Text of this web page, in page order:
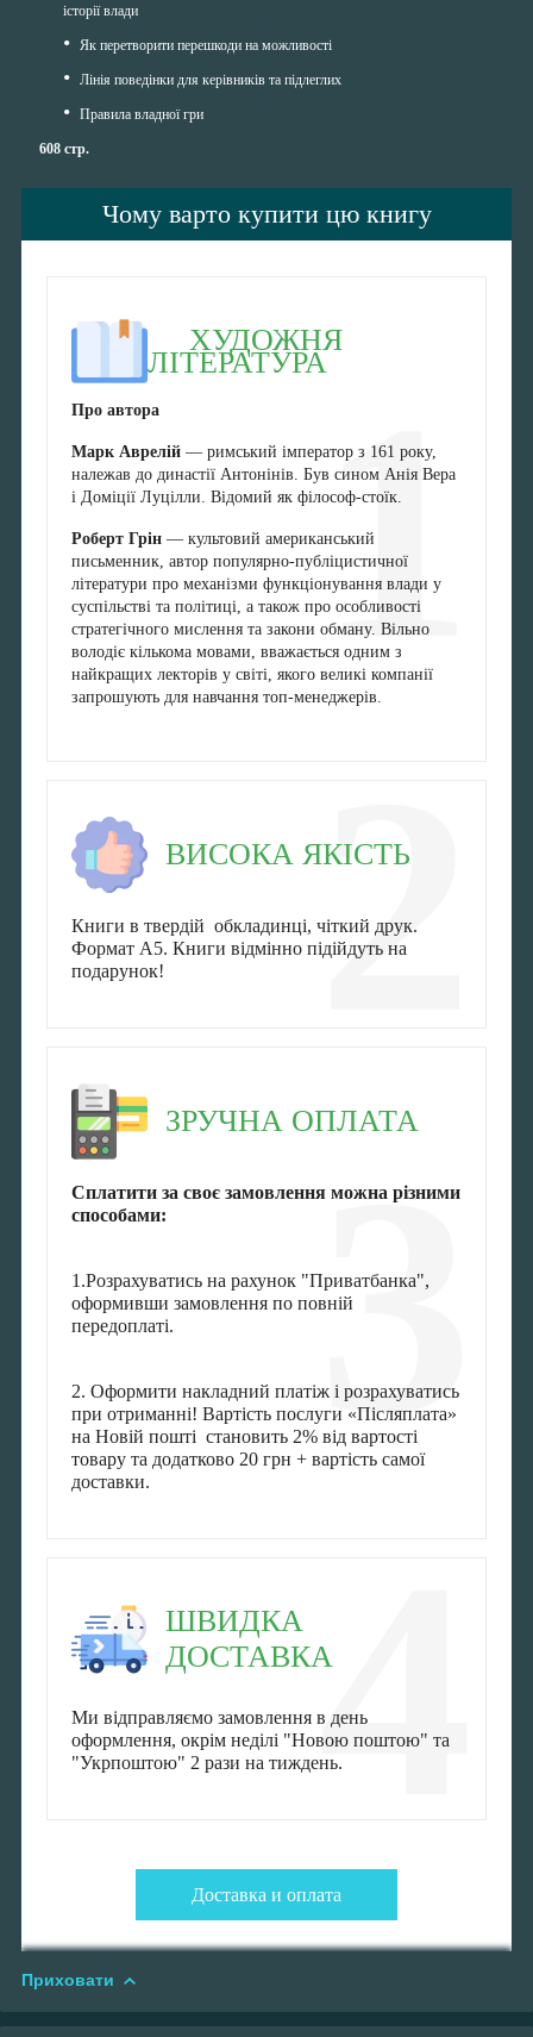
історії влади
Як перетворити перешкоди на можливості
Лінія поведінки для керівників та підлеглих
Правила владної гри
608 стр.
Чому варто купити цю книгу
1
ХУДОЖНЯ
ЛІТЕРАТУРА
Про автора
Марк Аврелій— римський імператор з 161 року,
належав до династії Антонінів. Був сином Анія Вера
і Доміції Луцілли. Відомий як філософ-стоїк.
Роберт Грін— культовий американський
письменник, автор популярно-публіцистичної
літератури про механізми функціонування влади у
суспільстві та політиці, а також про особливості
стратегічного мислення та закони обману. Вільно
володіє кількома мовами, вважається одним з
найкращих лекторів у світі, якого великі компанії
запрошують для навчання топ-менеджерів.
2
ВИСОКА ЯКІСТЬ
Книги в твердій обкладинці, чіткий друк.
Формат А5. Книги відмінно підійдуть на
подарунок!
3
ЗРУЧНА ОПЛАТА
Сплатити за своє замовлення можна різними
способами:
1.Розрахуватись на рахунок "Приватбанка",
оформивши замовлення по повній
передоплаті.
2. Оформити накладний платіж і розрахуватись
при отриманні! Вартість послуги «Післяплата»
на Новій пошті становить 2% від вартості
товару та додатково 20 грн + вартість самої
доставки.
4
ШВИДКА
ДОСТАВКА
Ми відправляємо замовлення в день
оформлення, окрім неділі "Новою поштою" та
"Укрпоштою" 2 рази на тиждень.
Доставка и оплата
Приховати